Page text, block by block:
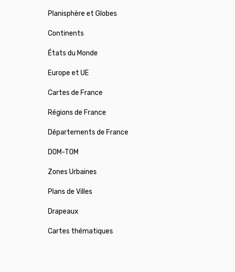
Planisphère et Globes
Continents
États du Monde
Europe et UE
Cartes de France
Régions de France
Départements de France
DOM-TOM
Zones Urbaines
Plans de Villes
Drapeaux
Cartes thématiques